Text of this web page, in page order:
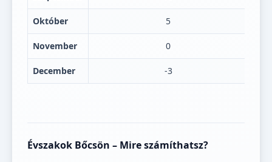
Október 5
November 0
December -3
Évszakok Bőcsön – Mire számíthatsz?